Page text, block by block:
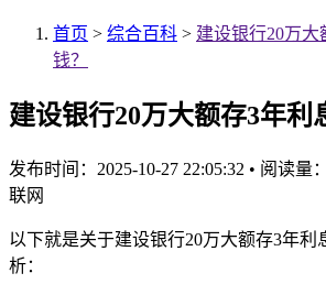
首页 > 综合百科 > 建设银行20万大
钱？
建设银行20万大额存3年利
发布时间：2025-10-27 22:05:32 • 阅读量
联网
以下就是关于建设银行20万大额存3年利
析：